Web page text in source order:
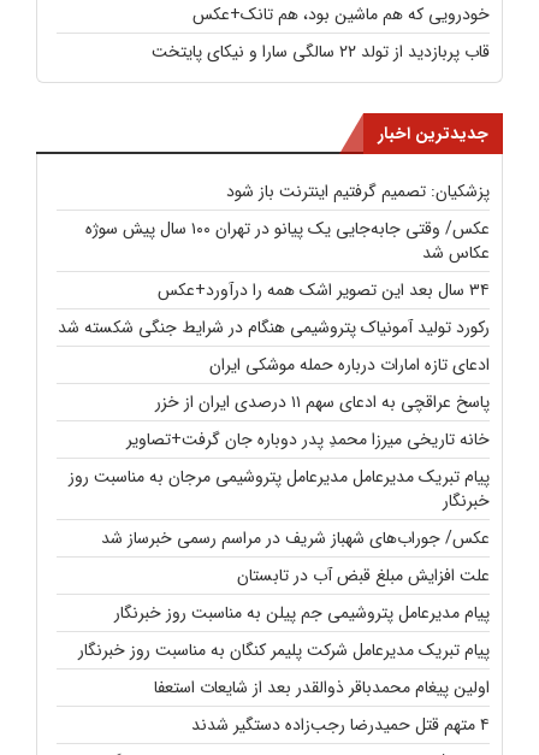
خودرویی که هم ماشین بود، هم تانک+عکس
قاب پربازدید از تولد ۲۲ سالگی سارا و نیکای پایتخت
جدیدترین اخبار
پزشکیان: تصمیم گرفتیم اینترنت باز شود
عکس/ وقتی جابه‌جایی یک پیانو در تهران ۱۰۰ سال پیش سوژه
عکاس شد
۳۴ سال بعد این تصویر اشک همه را درآورد+عکس
رکورد تولید آمونیاک پتروشیمی هنگام در شرایط جنگی شکسته شد
ادعای تازه امارات درباره حمله موشکی ایران
پاسخ عراقچی به ادعای سهم ۱۱ درصدی ایران از خزر
خانه تاریخی میرزا محمدِ پدر دوباره جان گرفت+تصاویر
پیام تبریک مدیرعامل مدیرعامل پتروشیمی مرجان به مناسبت روز
خبرنگار
عکس/ جوراب‌های شهباز شریف در مراسم رسمی خبرساز شد
علت افزایش مبلغ قبض آب در تابستان
پیام مدیرعامل پتروشیمی جم پیلن به مناسبت روز خبرنگار
پیام تبریک مدیرعامل شرکت پلیمر کنگان به مناسبت روز خبرنگار
اولین پیغام محمدباقر ذوالقدر بعد از شایعات استعفا
۴ متهم قتل حمیدرضا رجب‌زاده دستگیر شدند